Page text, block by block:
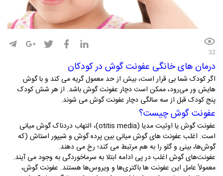
32
درمان‌ های خانگی عفونت گوش در کودکان
اگر کودک شما بی‌ قرار است، بیش از حد معمول گریه می‌ کند و با گوش‌
هایش ور می‌رود، ممکن است دچار عفونت گوش باشد. از هر شش کودک
پنج کودک قبل از سه‌ سالگی دچار عفونت گوش می‌ شوند.
عفونت گوش چیست؟
عفونت گوش یا اوتیت مدیا (otitis media)، التهاب دردناک گوش میانی
است. اغلب عفونت‌ های گوش میانی بین پرده گوش و شیپور استاش (که
گوش‌ها، بینی و گلو را به هم مرتبط می‌ کند؛ رخ می‌ دهند.
عفونت‌های گوش اغلب در پی ادامه ابتلا به سرماخوردگی به وجود می‌ آیند.
معمولاً عامل این عفونت‌ ها باکتری‌ها و ویروس‌ها هستند. عفونت گوش،